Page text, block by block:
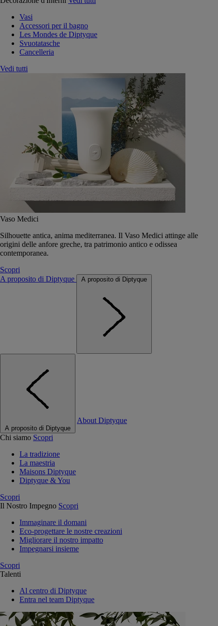
Vasi
Accessori per il bagno
Les Mondes de Diptyque
Svuotatasche
Cancelleria
Vedi tutti
Vaso Medici
Silhouette antica, anima mediterranea. Il Vaso Medici attinge alle
origini delle anfore greche, tra patrimonio antico e odissea
contemporanea.
Scopri
A proposito di Diptyque
A proposito di Diptyque
A proposito di Diptyque
About Diptyque
Chi siamo Scopri
La tradizione
La maestria
Maisons Diptyque
Diptyque & You
Scopri
Il Nostro Impegno Scopri
Immaginare il domani
Eco-progettare le nostre creazioni
Migliorare il nostro impatto
Impegnarsi insieme
Scopri
Talenti
Al centro di Diptyque
Entra nel team Diptyque